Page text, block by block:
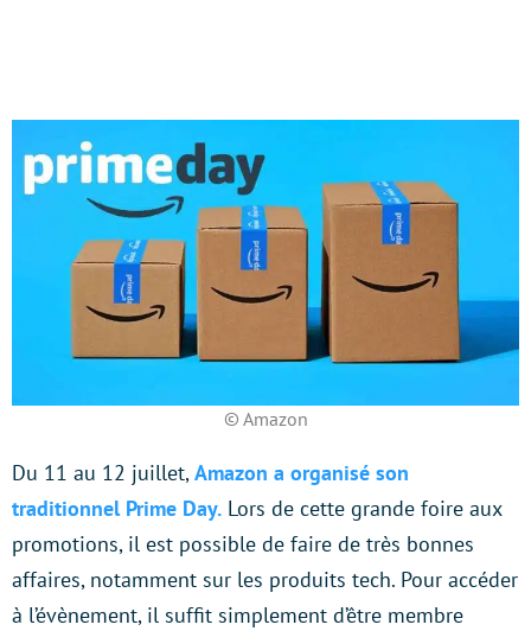
© Amazon
Du 11 au 12 juillet,Amazon a organisé son
traditionnel Prime Day. Lors de cette grande foire aux
promotions, il est possible de faire de très bonnes
affaires, notamment sur les produits tech. Pour accéder
à l’évènement, il suffit simplement d’être membre